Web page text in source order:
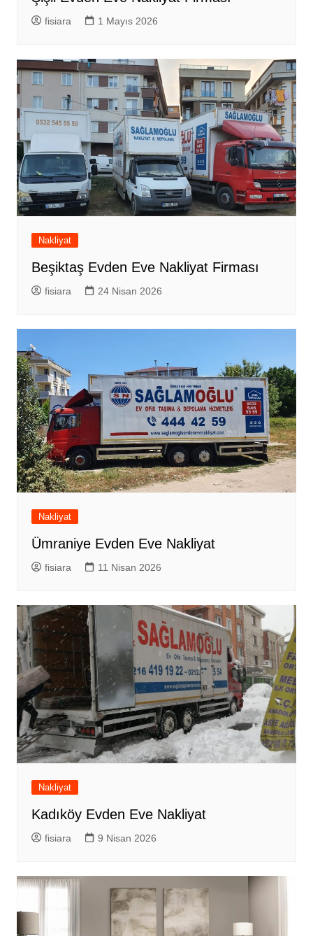
fisiara 1 Mayıs 2026
Nakliyat
Beşiktaş Evden Eve Nakliyat Firması
fisiara 24 Nisan 2026
Nakliyat
Ümraniye Evden Eve Nakliyat
fisiara 11 Nisan 2026
Nakliyat
Kadıköy Evden Eve Nakliyat
fisiara 9 Nisan 2026